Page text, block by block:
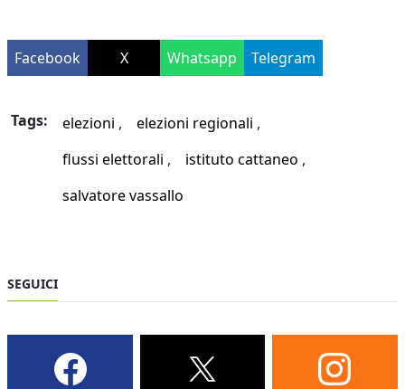
Facebook X Whatsapp Telegram
Tags: elezioni
elezioni regionali
flussi elettorali
istituto cattaneo
salvatore vassallo
SEGUICI